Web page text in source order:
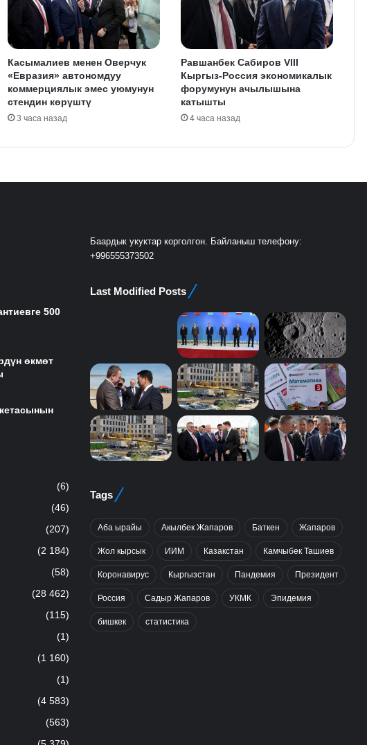
Касымалиев менен Оверчук
«Евразия» автономдуу
коммерциялык эмес уюмунун
стендин көрүштү
3 часа назад
Равшанбек Сабиров VIII
Кыргыз-Россия экономикалык
форумунун ачылышына
катышты
4 часа назад
500
өкмөт
(6)
(46)
(207)
(2 184)
(58)
(28 462)
(115)
(1)
(1 160)
(1)
(4 583)
(563)
Баардык укуктар корголгон. Байланыш телефону:
+996555373502
Last Modified Posts
Tags
Аба ырайы Акылбек Жапаров Баткен Жапаров
Жол кырсык ИИМ Казакстан Камчыбек Ташиев
Коронавирус Кыргызстан Пандемия Президент
Россия Садыр Жапаров УКМК Эпидемия
бишкек статистика